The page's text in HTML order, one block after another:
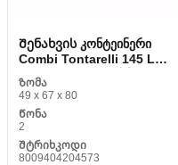
Შენახვის კონტეინერი
Combi Tontarelli 145 L
(78.2 x 58.2 x 47 სმ)
Ზომა
49 x 67 x 80
Წონა
2
Შტრიხკოდი
8009404204573